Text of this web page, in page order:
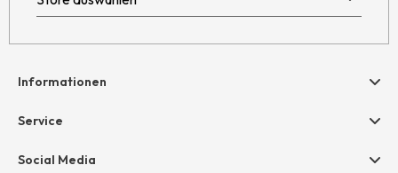
Informationen
Hilfe & Kontakt
AGB
Service
Geschenkgutscheine
Social Media